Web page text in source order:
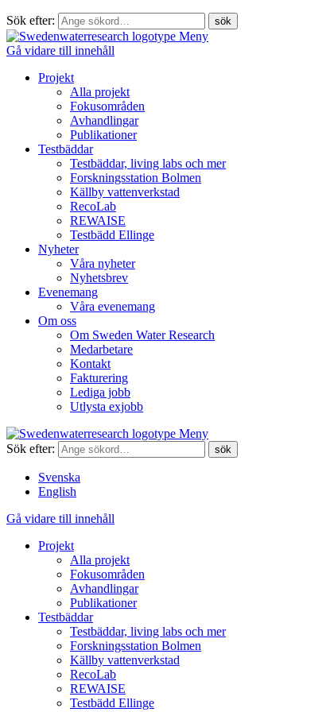
Sök efter:
Meny
Gå vidare till innehåll
Projekt
Alla projekt
Fokusområden
Avhandlingar
Publikationer
Testbäddar
Testbäddar, living labs och mer
Forskningsstation Bolmen
Källby vattenverkstad
RecoLab
REWAISE
Testbädd Ellinge
Nyheter
Våra nyheter
Nyhetsbrev
Evenemang
Våra evenemang
Om oss
Om Sweden Water Research
Medarbetare
Kontakt
Fakturering
Lediga jobb
Utlysta exjobb
Meny
Sök efter:
Svenska
English
Gå vidare till innehåll
Projekt
Alla projekt
Fokusområden
Avhandlingar
Publikationer
Testbäddar
Testbäddar, living labs och mer
Forskningsstation Bolmen
Källby vattenverkstad
RecoLab
REWAISE
Testbädd Ellinge